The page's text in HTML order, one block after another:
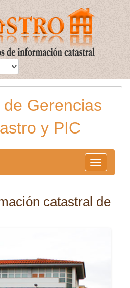
Gerencias
y PIC
Toggle
navigation
catastral de